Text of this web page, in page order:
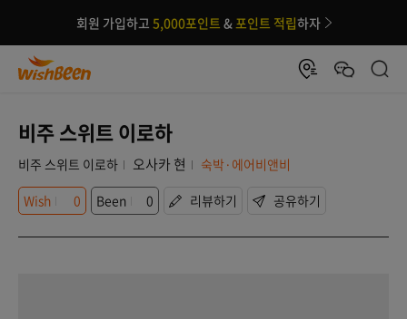
회원 가입하고 5,000포인트 &포인트 적립하자
비주 스위트 이로하
비주 스위트 이로하 오사카 현
숙박·에어비앤비
Wish
0 Been 0 리뷰하기 공유하기